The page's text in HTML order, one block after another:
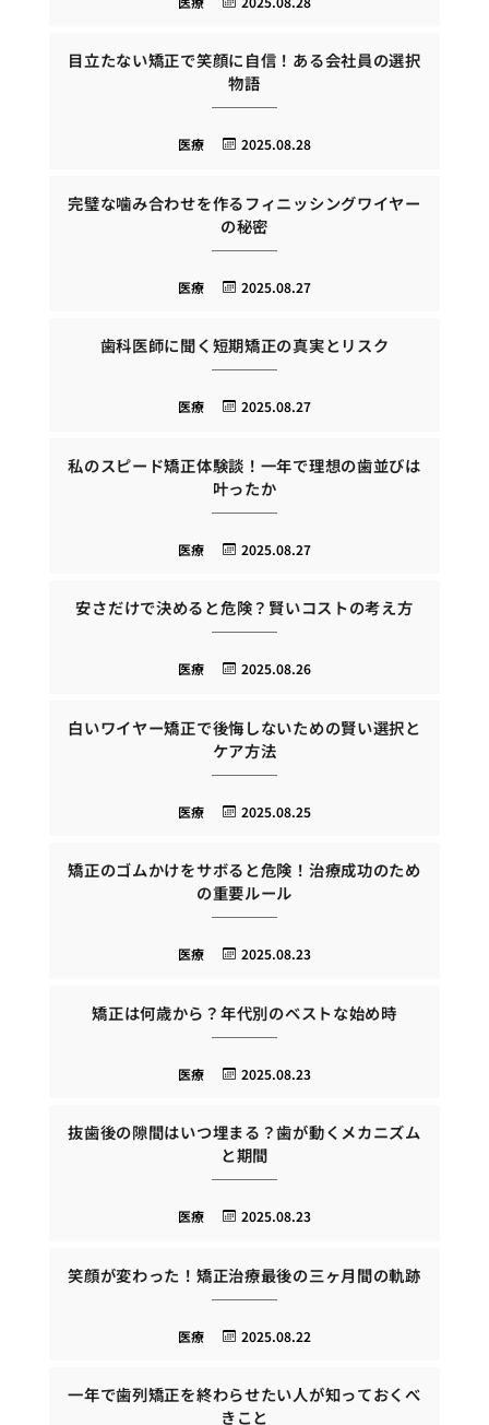
目立たない矯正で笑顔に自信！ある会社員の選択
物語
2025.08.28
医療
完璧な噛み合わせを作るフィニッシングワイヤー
の秘密
2025.08.27
医療
歯科医師に聞く短期矯正の真実とリスク
2025.08.27
医療
私のスピード矯正体験談！一年で理想の歯並びは
叶ったか
2025.08.27
医療
安さだけで決めると危険？賢いコストの考え方
2025.08.26
医療
白いワイヤー矯正で後悔しないための賢い選択と
ケア方法
2025.08.25
医療
矯正のゴムかけをサボると危険！治療成功のため
の重要ルール
2025.08.23
医療
矯正は何歳から？年代別のベストな始め時
2025.08.23
医療
抜歯後の隙間はいつ埋まる？歯が動くメカニズム
と期間
2025.08.23
医療
笑顔が変わった！矯正治療最後の三ヶ月間の軌跡
2025.08.22
医療
一年で歯列矯正を終わらせたい人が知っておくべ
きこと